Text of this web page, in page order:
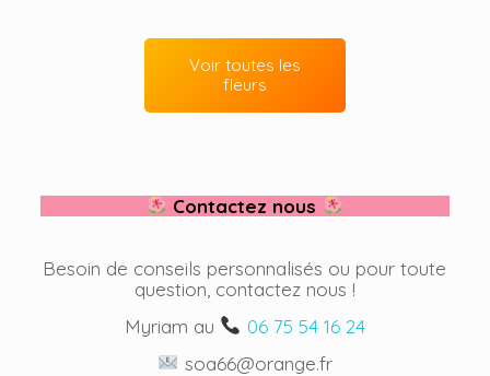
Voir toutes les
fleurs
Contactez nous
Besoin de conseils personnalisés ou pour toute
question, contactez nous !
Myriam au
06 75 54 16 24
soa66@orange.fr